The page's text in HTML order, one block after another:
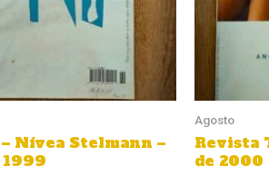
Nívea Stelmann –
Agosto
Revista
de 2000